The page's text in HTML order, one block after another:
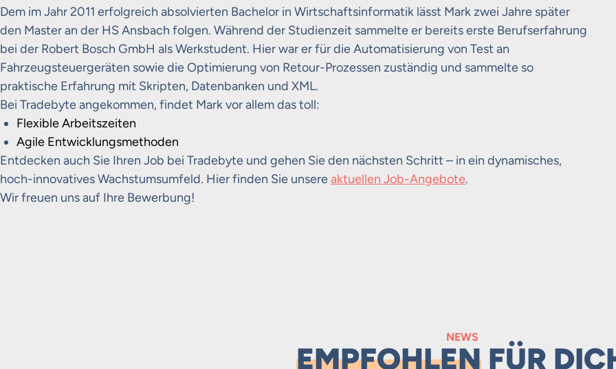
Dem im Jahr 2011 erfolgreich absolvierten Bachelor in Wirtschaftsinformatik lässt Mark zwei Jahre später
den Master an der HS Ansbach folgen. Während der Studienzeit sammelte er bereits erste Berufserfahrung
bei der Robert Bosch GmbH als Werkstudent. Hier war er für die Automatisierung von Test an
Fahrzeugsteuergeräten sowie die Optimierung von Retour-Prozessen zuständig und sammelte so
praktische Erfahrung mit Skripten, Datenbanken und XML.
Bei Tradebyte angekommen, findet Mark vor allem das toll:
Flexible Arbeitszeiten
Agile Entwicklungsmethoden
Entdecken auch Sie Ihren Job bei Tradebyte und gehen Sie den nächsten Schritt – in ein dynamisches,
hoch-innovatives Wachstumsumfeld. Hier finden Sie unsereaktuellen Job-Angebote.
Wir freuen uns auf Ihre Bewerbung!
NEWS
EMPFOHLENFÜR